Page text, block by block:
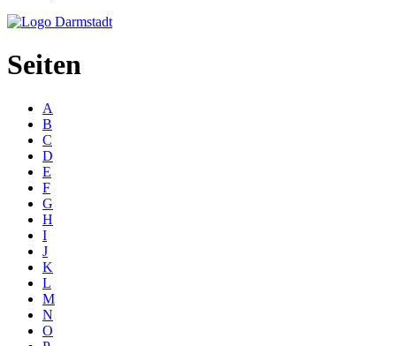
Seiten
A
B
C
D
E
F
G
H
I
J
K
L
M
N
O